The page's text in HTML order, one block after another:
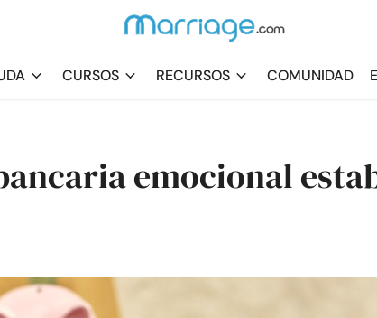
CURSOS RECURSOS COMUNIDAD
emocional